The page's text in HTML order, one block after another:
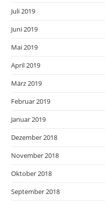
Juli 2019
Juni 2019
Mai 2019
April 2019
März 2019
Februar 2019
Januar 2019
Dezember 2018
November 2018
Oktober 2018
September 2018